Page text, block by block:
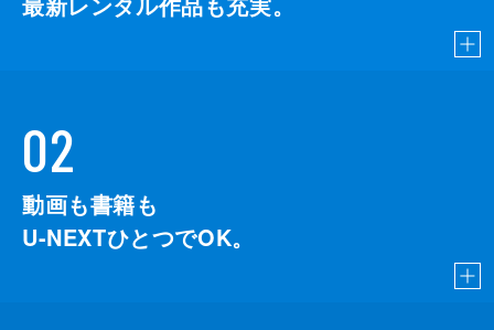
02
動画も書籍も
U-NEXTひとつでOK。